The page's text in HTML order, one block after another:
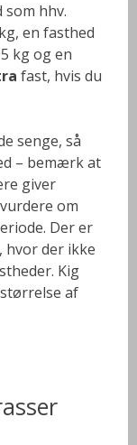
hhv.
en fasthed
kg og en
fast, hvis du
senge, så
– bemærk at
giver
om
Der er
hvor der ikke
Kig
af